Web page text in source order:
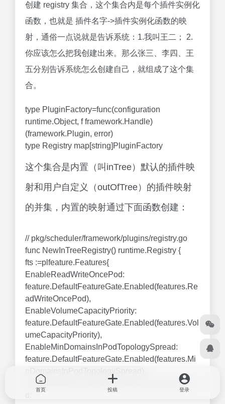
创建 registry 集合，这个集合内是每个插件实例化
函数，也就是 插件名字->插件实例化函数的映
射，通俗一点说就是告诉系统：1.我叫王二； 2.
你应该怎么把我创建出来。那么张三、李四、王
五分别告诉系统怎么创建自己，就组成了这个集
合。
type PluginFactory=func(configuration
runtime.Object, f framework.Handle)
(framework.Plugin, error)
type Registry map[string]PluginFactory
这个集合是内置（叫inTree）默认的插件映
射和用户自定义（outOfTree）的插件映射
的并集，内置的映射通过下面函数创建：
// pkg/scheduler/framework/plugins/registry.go
func NewInTreeRegistry() runtime.Registry {
fts :=plfeature.Features{
EnableReadWriteOncePod:
feature.DefaultFeatureGate.Enabled(features.Re
adWriteOncePod),
EnableVolumeCapacityPriority:
feature.DefaultFeatureGate.Enabled(features.Vol
umeCapacityPriority),
EnableMinDomainsInPodTopologySpread:
feature.DefaultFeatureGate.Enabled(features.Mi
EnableNodeInclusionPolicyInPodTopologySprea
首页 投稿 登录